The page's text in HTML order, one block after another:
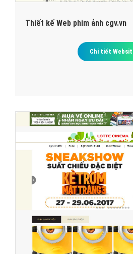
Thiết kế Web phim ảnh cgv.vn
Chi tiết